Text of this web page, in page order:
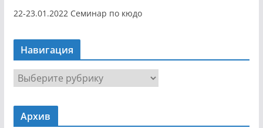
22-23.01.2022 Семинар по кюдо
Навигация
Н
а
в
Архив